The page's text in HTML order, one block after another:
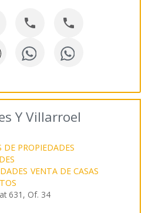
 
Y Villarroel
DE PROPIEDADES
VENTA DE CASAS
631, Of. 34